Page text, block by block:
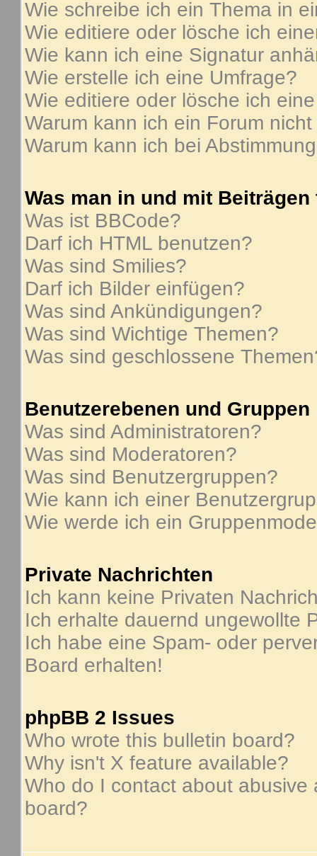
Wie schreibe ich ein Thema in
Wie editiere oder lösche ich
Wie kann ich eine Signatur
Wie erstelle ich eine Umfrage?
Wie editiere oder lösche ich
Warum kann ich ein Forum
Warum kann ich bei
Was man in und mit Beiträgen
Was ist BBCode?
Darf ich HTML benutzen?
Was sind Smilies?
Darf ich Bilder einfügen?
Was sind Ankündigungen?
Was sind Wichtige Themen?
Was sind geschlossene
Benutzerebenen und Gruppen
Was sind Administratoren?
Was sind Moderatoren?
Was sind Benutzergruppen?
Wie kann ich einer
Wie werde ich ein
Private Nachrichten
Ich kann keine Privaten
Ich erhalte dauernd ungewollte
Ich habe eine Spam- oder
Board erhalten!
phpBB 2 Issues
Who wrote this bulletin board?
Why isn't X feature available?
Who do I contact about
board?